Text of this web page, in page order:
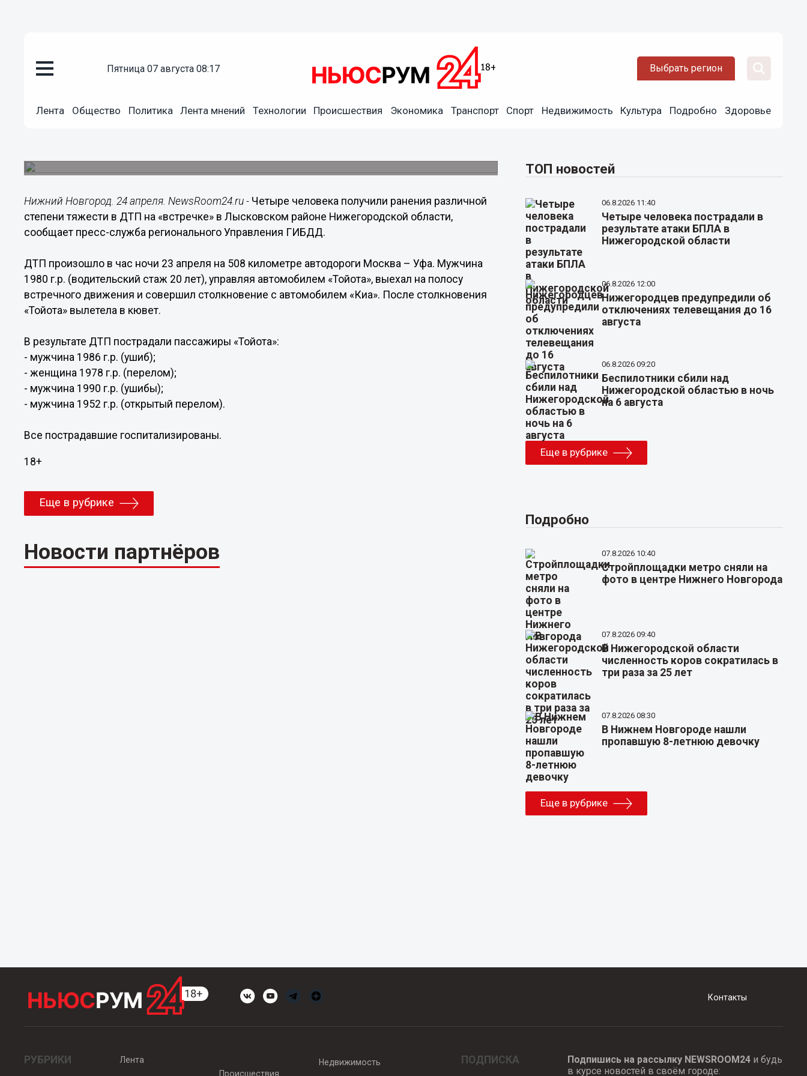
пятница 07 августа 08:17 Выбрать регион
Лента Общество Политика Лента мнений Технологии Происшествия Экономика Транспорт Спорт Недвижимость Культура Подробно Здоровье
Четыре человека госпитализированы после ДТП на
Нижний Новгород. 24 апреля. NewsRoom24.ru - Четыре человека получили ранения различной
степени тяжести в ДТП на «встречке» в Лысковском районе Нижегородской области,
сообщает пресс-служба регионального Управления ГИБДД.
ДТП произошло в час ночи 23 апреля на 508 километре автодороги Москва – Уфа. Мужчина
1980 г.р. (водительский стаж 20 лет), управляя автомобилем «Тойота», выехал на полосу
встречного движения и совершил столкновение с автомобилем «Киа». После столкновения
«Тойота» вылетела в кювет.
В результате ДТП пострадали пассажиры «Тойота»:
- мужчина 1986 г.р. (ушиб);
- женщина 1978 г.р. (перелом);
- мужчина 1990 г.р. (ушибы);
- мужчина 1952 г.р. (открытый перелом).
Все пострадавшие госпитализированы.
18+
Еще в рубрике
Новости партнёров
ТОП новостей
06.8.2026 11:40
Четыре человека пострадали в
результате атаки БПЛА в
Нижегородской области
06.8.2026 12:00
Нижегородцев предупредили об
отключениях телевещания до 16
августа
06.8.2026 09:20
Беспилотники сбили над
Нижегородской областью в ночь
на 6 августа
Еще в рубрике
Подробно
07.8.2026 10:40
Стройплощадки метро сняли на
фото в центре Нижнего Новгорода
07.8.2026 09:40
В Нижегородской области
численность коров сократилась в
три раза за 25 лет
07.8.2026 08:30
В Нижнем Новгороде нашли
пропавшую 8-летнюю девочку
Еще в рубрике
Контакты
РУБРИКИ
Лента
Происшествия
Недвижимость ПОДПИСКА Подпишись на рассылку NEWSROOM24и будь
в курсе новостей в своём городе: